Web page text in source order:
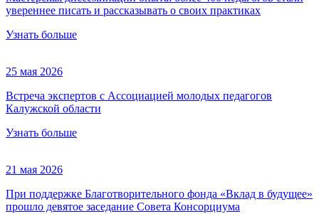
увереннее писать и рассказывать о своих практиках
Узнать больше
25 мая 2026
Встреча экспертов с Ассоциацией молодых педагогов
Калужской области
Узнать больше
21 мая 2026
При поддержке Благотворительного фонда «Вклад в будущее»
прошло девятое заседание Совета Консорциума